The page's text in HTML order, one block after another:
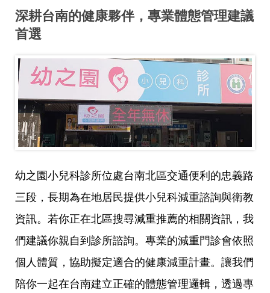
深耕台南的健康夥伴，專業體態管理建議
首選
幼之園小兒科診所位處台南北區交通便利的忠義路
三段，長期為在地居民提供小兒科減重諮詢與衛教
資訊。若你正在北區搜尋減重推薦的相關資訊，我
們建議你親自到診所諮詢。專業的減重門診會依照
個人體質，協助擬定適合的健康減重計畫。讓我們
陪你一起在台南建立正確的體態管理邏輯，透過專